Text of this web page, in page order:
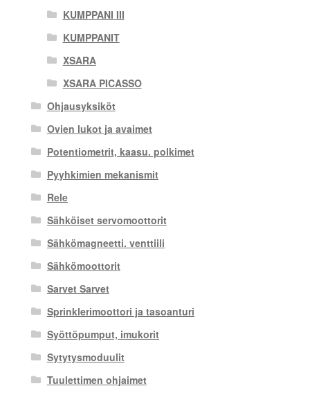
KUMPPANI III
KUMPPANIT
XSARA
XSARA PICASSO
Ohjausyksiköt
Ovien lukot ja avaimet
Potentiometrit, kaasu. polkimet
Pyyhkimien mekanismit
Rele
Sähköiset servomoottorit
Sähkömagneetti. venttiili
Sähkömoottorit
Sarvet Sarvet
Sprinklerimoottori ja tasoanturi
Syöttöpumput, imukorit
Sytytysmoduulit
Tuulettimen ohjaimet